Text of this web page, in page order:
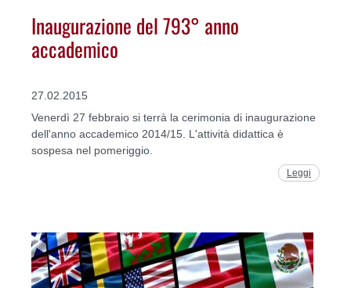
Inaugurazione del 793° anno
accademico
27.02.2015
Venerdì 27 febbraio si terrà la cerimonia di inaugurazione
dell'anno accademico 2014/15. L'attività didattica è
sospesa nel pomeriggio.
Leggi